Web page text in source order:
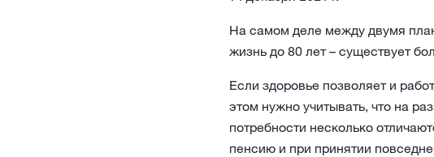
На самом деле между двумя
жизнь до 80 лет – существует
Если здоровье позволяет и
этом нужно учитывать, что на
потребности несколько
пенсию и при принятии